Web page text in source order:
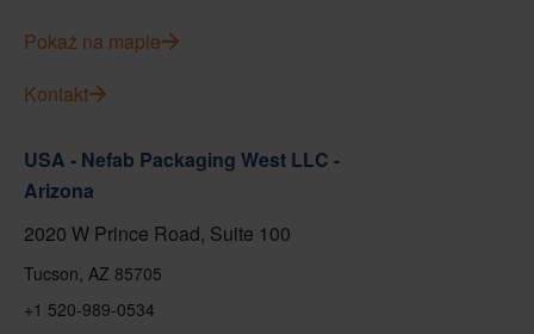
Pokaż na mapie
Kontakt
USA - Nefab Packaging West LLC -
Arizona
2020 W Prince Road, Suite 100
Tucson, AZ 85705
+1 520-989-0534